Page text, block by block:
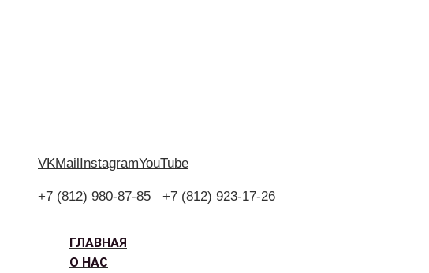
VKMailInstagramYouTube
+7 (812) 980-87-85 +7 (812) 923-17-26
ГЛАВНАЯ
О НАС